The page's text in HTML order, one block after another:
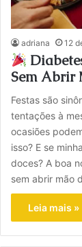
adriana 12
Sem Abrir
Festas são
tentações à
ocasiões
isso? E se
doces? A boa
sem abrir mão
Leia mais »